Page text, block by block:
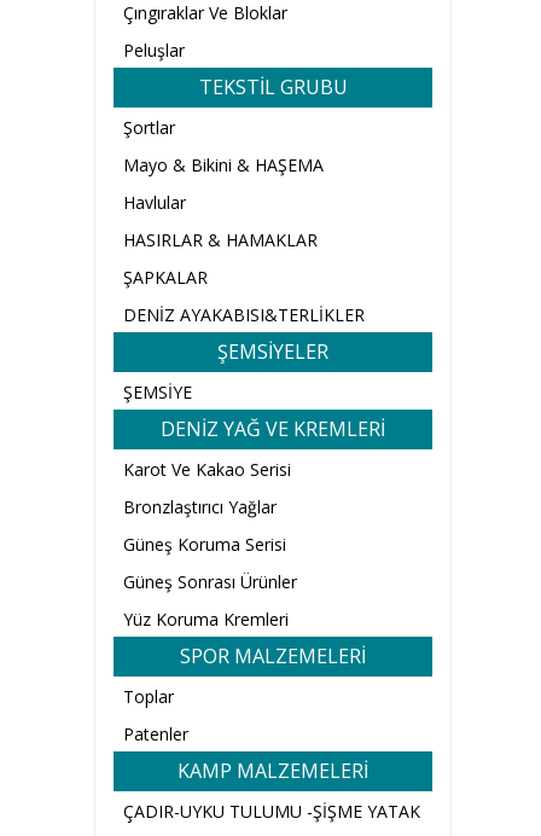
Çıngıraklar Ve Bloklar
Peluşlar
TEKSTİL GRUBU
Şortlar
Mayo & Bikini & HAŞEMA
Havlular
HASIRLAR & HAMAKLAR
ŞAPKALAR
DENİZ AYAKABISI&TERLİKLER
ŞEMSİYELER
ŞEMSİYE
DENİZ YAĞ VE KREMLERİ
Karot Ve Kakao Serisi
Bronzlaştırıcı Yağlar
Güneş Koruma Serisi
Güneş Sonrası Ürünler
Yüz Koruma Kremleri
SPOR MALZEMELERİ
Toplar
Patenler
KAMP MALZEMELERİ
ÇADIR-UYKU TULUMU -ŞİŞME YATAK